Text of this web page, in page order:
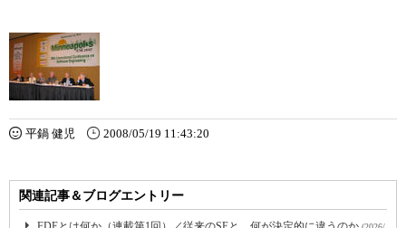
平鍋 健児 2008/05/19 11:43:20
関連記事＆ブログエントリー